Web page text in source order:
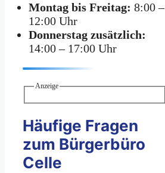
Montag bis Freitag: 8:00 –
12:00 Uhr
Donnerstag zusätzlich:
14:00 – 17:00 Uhr
Anzeige
Häufige Fragen
zum Bürgerbüro
Celle